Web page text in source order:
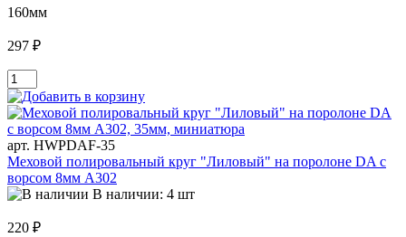
160мм
297 ₽
арт. HWPDAF-35
Меховой полировальный круг "Лиловый" на поролоне DA с
ворсом 8мм A302
В наличии: 4 шт
220 ₽